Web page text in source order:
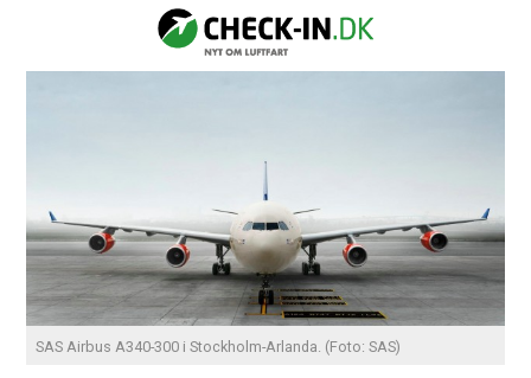
SAS Airbus A340-300 i Stockholm-Arlanda. (Foto: SAS)